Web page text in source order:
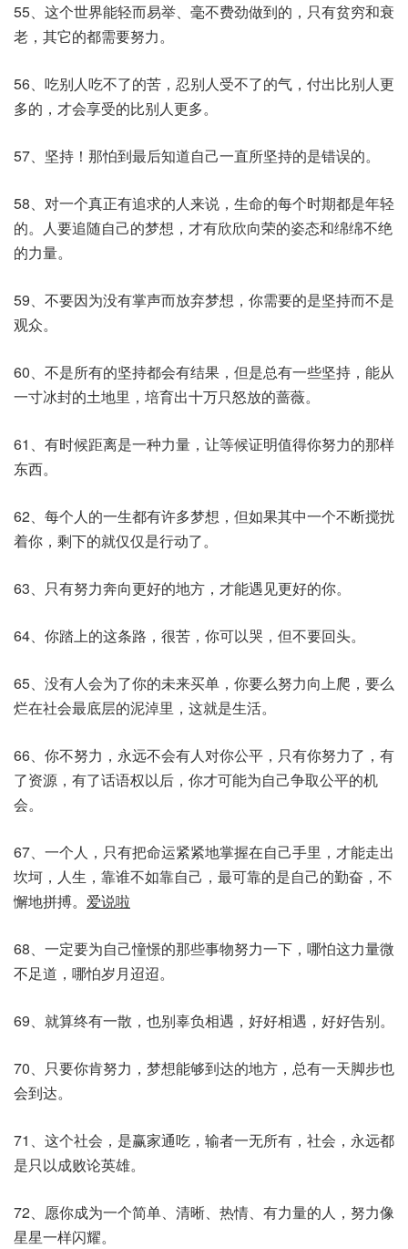
55、这个世界能轻而易举、毫不费劲做到的，只有贫穷和衰
老，其它的都需要努力。
56、吃别人吃不了的苦，忍别人受不了的气，付出比别人更
多的，才会享受的比别人更多。
57、坚持！那怕到最后知道自己一直所坚持的是错误的。
58、对一个真正有追求的人来说，生命的每个时期都是年轻
的。人要追随自己的梦想，才有欣欣向荣的姿态和绵绵不绝
的力量。
59、不要因为没有掌声而放弃梦想，你需要的是坚持而不是
观众。
60、不是所有的坚持都会有结果，但是总有一些坚持，能从
一寸冰封的土地里，培育出十万只怒放的蔷薇。
61、有时候距离是一种力量，让等候证明值得你努力的那样
东西。
62、每个人的一生都有许多梦想，但如果其中一个不断搅扰
着你，剩下的就仅仅是行动了。
63、只有努力奔向更好的地方，才能遇见更好的你。
64、你踏上的这条路，很苦，你可以哭，但不要回头。
65、没有人会为了你的未来买单，你要么努力向上爬，要么
烂在社会最底层的泥淖里，这就是生活。
66、你不努力，永远不会有人对你公平，只有你努力了，有
了资源，有了话语权以后，你才可能为自己争取公平的机
会。
67、一个人，只有把命运紧紧地掌握在自己手里，才能走出
坎坷，人生，靠谁不如靠自己，最可靠的是自己的勤奋，不
懈地拼搏。 爱说啦
68、一定要为自己憧憬的那些事物努力一下，哪怕这力量微
不足道，哪怕岁月迢迢。
69、就算终有一散，也别辜负相遇，好好相遇，好好告别。
70、只要你肯努力，梦想能够到达的地方，总有一天脚步也
会到达。
71、这个社会，是赢家通吃，输者一无所有，社会，永远都
是只以成败论英雄。
72、愿你成为一个简单、清晰、热情、有力量的人，努力像
星星一样闪耀。